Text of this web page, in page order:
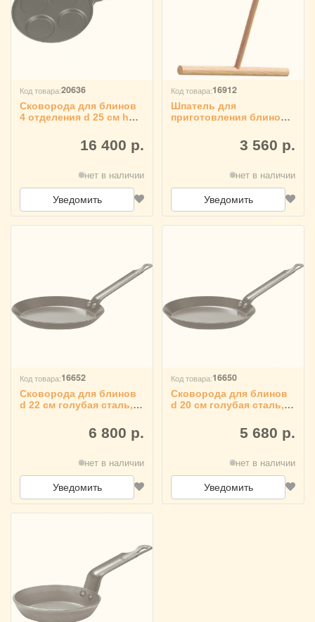
Код товара:20636
Сковорода для блинов
4 отделения d 25 см h
16 400 р.
нет в наличии
Уведомить
Код товара:16912
Шпатель для
приготовления блинов 5
Paderno 41425043 560 р.
нет в наличии
Уведомить
Код товара:16652
Сковорода для блинов
d 22 см голубая сталь,
6 800 р.
нет в наличии
Уведомить
Код товара:16650
Сковорода для блинов
d 20 см голубая сталь,
5 680 р.
нет в наличии
Уведомить